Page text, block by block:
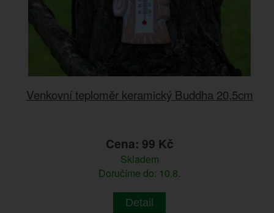
Venkovní teploměr keramický Buddha 20,5cm
Cena: 99 Kč
Skladem
Doručíme do: 10.8.
Detail